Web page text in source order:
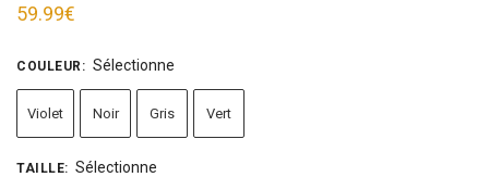
59.99€
COULEUR : Sélectionne
Violet Noir Gris Vert
TAILLE: Sélectionne